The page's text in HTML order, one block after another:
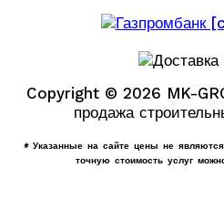
Copyright © 2026 MK-
продажа
* Указанные на сайте цены не
точную стоимость услуг